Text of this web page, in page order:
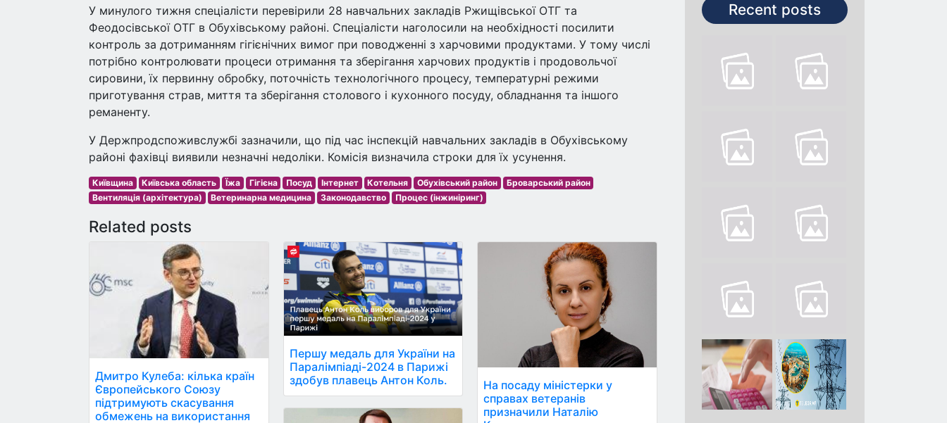
Recent posts
У минулого тижня спеціалісти перевірили 28 навчальних закладів Ржищівської ОТГ та
Феодосівської ОТГ в Обухівському районі. Спеціалісти наголосили на необхідності посилити
контроль за дотриманням гігієнічних вимог при поводженні з харчовими продуктами. У тому числі
потрібно контролювати процеси отримання та зберігання харчових продуктів і продовольчої
сировини, їх первинну обробку, поточність технологічного процесу, температурні режими
приготування страв, миття та зберігання столового і кухонного посуду, обладнання та іншого
реманенту.
У Держпродспоживслужбі зазначили, що під час інспекцій навчальних закладів в Обухівському
районі фахівці виявили незначні недоліки. Комісія визначила строки для їх усунення.
Київщина Київська область Їжа Гігієна Посуд Інтернет Котельня Обухівський район
Броварський район
Вентиляція (архітектура)
Ветеринарна медицина Законодавство Процес (інжиніринг)
Related posts
Дмитро Кулеба: кілька країн
Європейського Союзу
підтримують скасування
обмежень на використання
Першу медаль для України на
Паралімпіаді-2024 в Парижі
здобув плавець Антон Коль.
На посаду міністерки у
справах ветеранів
призначили Наталію